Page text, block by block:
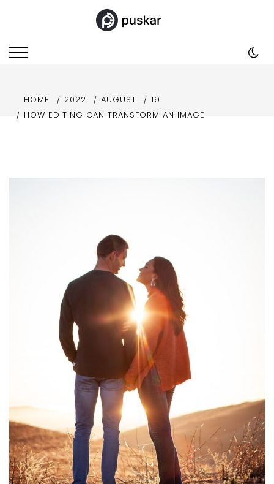
HOME 2022 AUGUST
19
HOW EDITING CAN TRANSFORM AN IMAGE